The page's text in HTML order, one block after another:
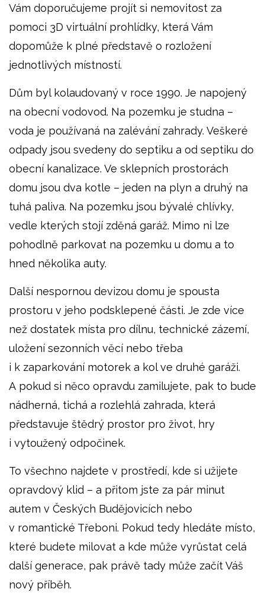
Vám doporučujeme projít si nemovitost za
pomoci 3D virtuální prohlídky, která Vám
dopomůže k plné představě o rozložení
jednotlivých místností.
Dům byl kolaudovaný v roce 1990. Je napojený
na obecní vodovod. Na pozemku je studna –
voda je používaná na zalévání zahrady. Veškeré
odpady jsou svedeny do septiku a od septiku do
obecní kanalizace. Ve sklepních prostorách
domu jsou dva kotle – jeden na plyn a druhý na
tuhá paliva. Na pozemku jsou bývalé chlívky,
vedle kterých stojí zděná garáž. Mimo ni lze
pohodlně parkovat na pozemku u domu a to
hned několika auty.
Další nespornou devizou domu je spousta
prostoru v jeho podsklepené části. Je zde více
než dostatek místa pro dílnu, technické zázemí,
uložení sezonních věcí nebo třeba
i k zaparkování motorek a kol ve druhé garáži.
A pokud si něco opravdu zamilujete, pak to bude
nádherná, tichá a rozlehlá zahrada, která
představuje štědrý prostor pro život, hry
i vytoužený odpočinek.
To všechno najdete v prostředí, kde si užijete
opravdový klid – a přitom jste za pár minut
autem v Českých Budějovicích nebo
v romantické Třeboni. Pokud tedy hledáte místo,
které budete milovat a kde může vyrůstat celá
další generace, pak právě tady může začít Váš
nový příběh.